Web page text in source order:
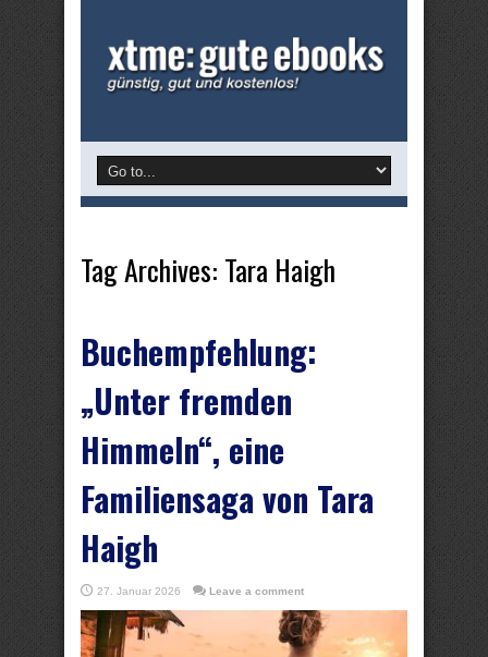
Tag Archives: Tara Haigh
Buchempfehlung:
„Unter fremden
Himmeln“, eine
Familiensaga von Tara
Haigh
27. Januar 2026 Leave a comment